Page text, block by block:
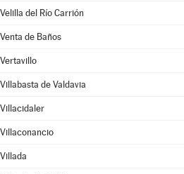
Velilla del Río Carrión
Venta de Baños
Vertavillo
Villabasta de Valdavia
Villacidaler
Villaconancio
Villada